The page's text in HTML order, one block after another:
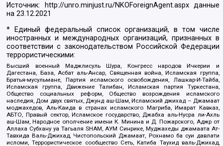
Источник: http://unro.minjust.ru/NKOForeignAgent.aspxданные
на23.12.2021
* Единый федеральный список организаций, в том числе
иностранных и международных организаций, признанных в
соответствии с законодательством Российской Федерации
террористическими:
Высший военный Маджлисуль Шура, Конгресс народов Ичкерии и
Дагестана, База, Асбат аль-Ансар, Священная война, Исламская группа,
Братья-мусульмане, Партия исламского освобождения, Лашкар-И-Тайба,
Исламская группа, Движение Талибан, Исламская партия Туркестана,
Общество социальных реформ, Общество возрождения исламского
наследия, Дом двух святых, Джунд аш-Шам, Исламский джихад – Джамаат
моджахедов, Аль-Каида в странах исламского Магриба, Имарат Кавказ,
АБТО, Правый сектор, Исламское государство, Джабха аль-Нусра ли-Ахль
аш-Шам, Народное ополчение имени К. Минина и Д. Пожарского, Аджр от
Аллаха Субхану уа Тагьаля SHAM, АУМ Синрике, Муджахеды джамаата Ат-
Тавхида Валь-Джихад, Чистопольский Джамаат, Рохнамо ба суи давлати
исломи, Террористическое сообщество Сеть, Катиба Таухид валь-Джихад,